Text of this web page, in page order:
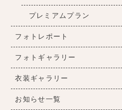
プレミアムプラン
フォトレポート
フォトギャラリー
衣装ギャラリー
お知らせ一覧